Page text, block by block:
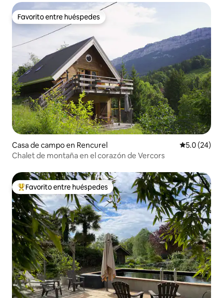
Favorito entre huéspedes
Favorito entre huéspedes
Casa de campo en Rencurel Calificación
5.0 (24)
Chalet de montaña en el corazón de Vercors
Favorito entre huéspedes preferido
Favorito entre huéspedes